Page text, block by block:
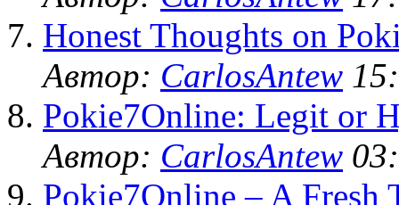
Honest Thoughts on
Автор: CarlosAntew
Pokie7Online: Legit or
Автор: CarlosAntew
Pokie7Online – A Fresh